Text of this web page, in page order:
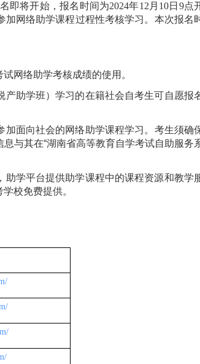
即将开始，报名时间为2024年1 2 月 10日 9点
网络助学课程过程性考核学习。本次报名
网络助学考核成绩的使用。
助学班）学习的在籍社会自考生可自愿报
加面向社会的网络助学课程学习。考生须确
息与其在“湖南省高等教育自学考试自助服务
学平台提供助学课程中的课程资源和教学
校免费提供。